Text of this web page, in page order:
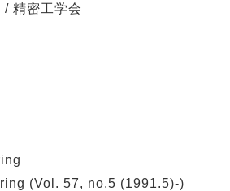
精密工学会
(Vol. 57, no.5 (1991.5)-)